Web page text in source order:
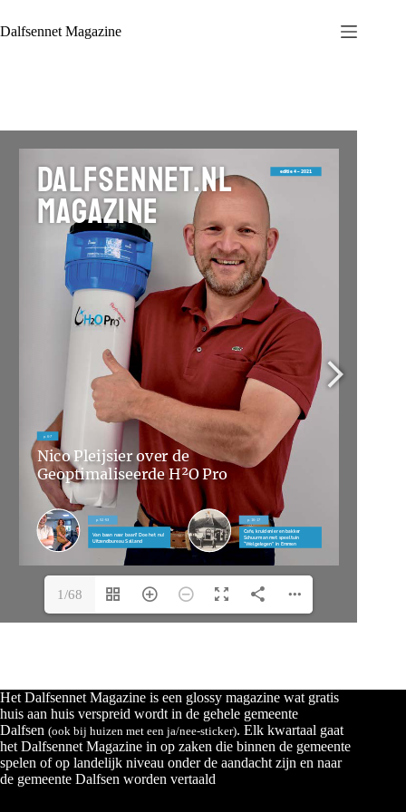
naar
de
Dalfsennet Magazine
1/68
Het Dalfsennet Magazine is een glossy magazine wat gratis
huis aan huis verspreid wordt in de gehele gemeente
Dalfsen (ook bij huizen met een ja/nee-sticker). Elk kwartaal gaat
het Dalfsennet Magazine in op zaken die binnen de gemeente
spelen of op landelijk niveau onder de aandacht zijn en naar
de gemeente Dalfsen worden vertaald